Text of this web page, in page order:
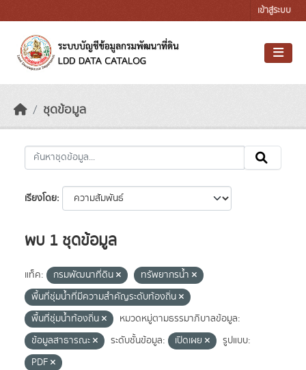
เข้าสู่ระบบ
ชุดข้อมูล
เรียงโดย
พบ 1 ชุดข้อมูล
แท็ค: กรมพัฒนาที่ดิน
ทรัพยากรน้ำ
พื้นที่ชุ่มน้ำที่มีความสําคัญระดับท้องถิ่น
พื้นที่ชุ่มน้ำท้องถิ่น
หมวดหมู่ตามธรรมาภิบาลข้อมูล:
ข้อมูลสาธารณะ
ระดับชั้นข้อมูล: เปิดเผย
รูปแบบ:
PDF